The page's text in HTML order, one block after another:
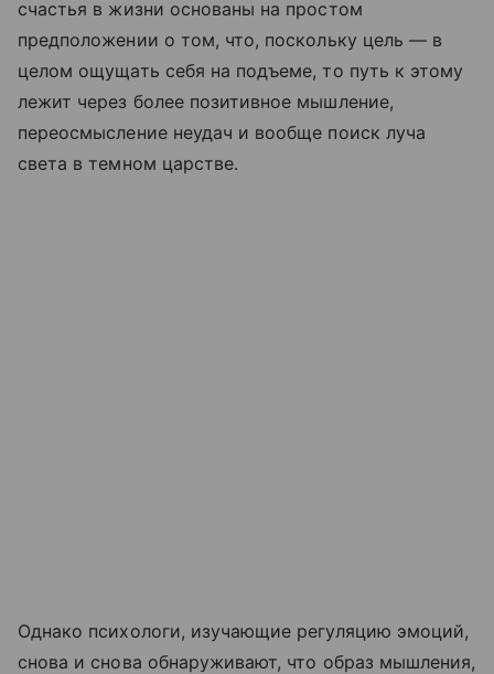
счастья в жизни основаны на простом
предположении о том, что, поскольку цель — в
целом ощущать себя на подъеме, то путь к этому
лежит через более позитивное мышление,
переосмысление неудач и вообще поиск луча
света в темном царстве.
Однако психологи, изучающие регуляцию эмоций,
снова и снова обнаруживают, что образ мышления,